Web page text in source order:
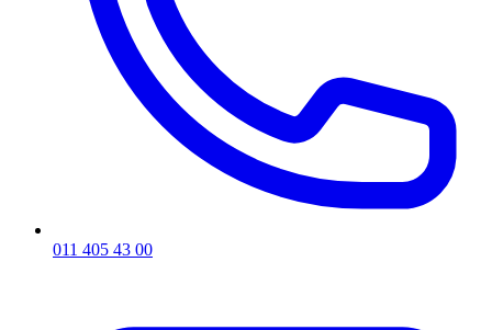
011 405 43 00